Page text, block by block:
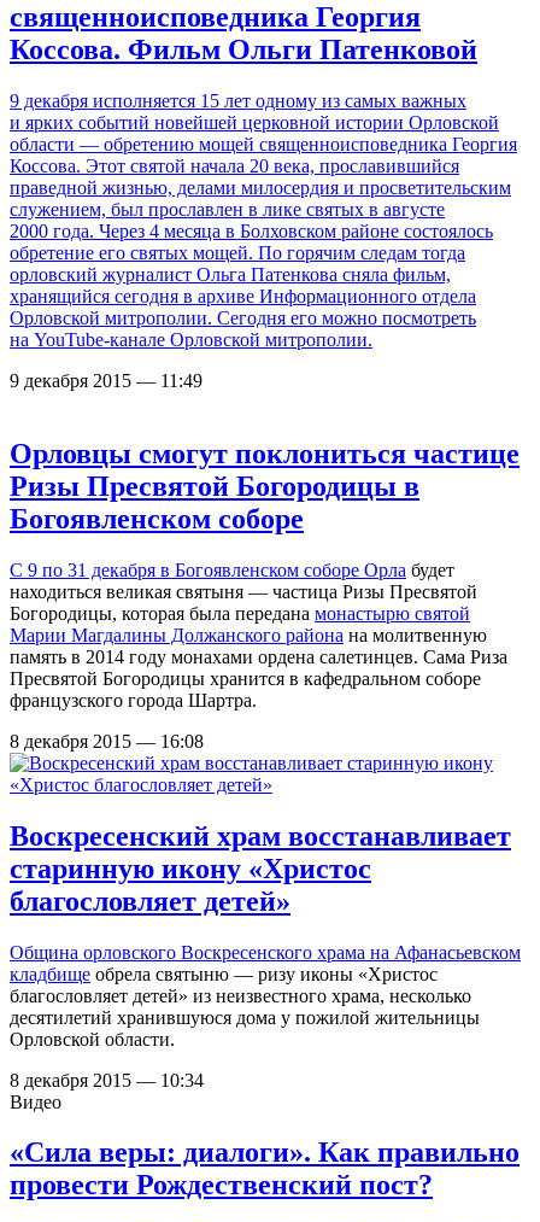
священноисповедника Георгия
Коссова. Фильм Ольги Патенковой
9 декабря исполняется 15 лет одному из самых важных
и ярких событий новейшей церковной истории Орловской
области — обретению мощей священноисповедника Георгия
Коссова. Этот святой начала 20 века, прославившийся
праведной жизнью, делами милосердия и просветительским
служением, был прославлен в лике святых в августе
2000 года. Через 4 месяца в Болховском районе состоялось
обретение его святых мощей. По горячим следам тогда
орловский журналист Ольга Патенкова сняла фильм,
хранящийся сегодня в архиве Информационного отдела
Орловской митрополии. Сегодня его можно посмотреть
на YouTube-канале Орловской митрополии.
9 декабря 2015 — 11:49
Орловцы смогут поклониться частице
Ризы Пресвятой Богородицы в
Богоявленском соборе
С 9 по 31 декабря в Богоявленском соборе Орла будет
находиться великая святыня — частица Ризы Пресвятой
Богородицы, которая была передана монастырю святой
Марии Магдалины Должанского района на молитвенную
память в 2014 году монахами ордена cалетинцев. Сама Риза
Пресвятой Богородицы хранится в кафедральном соборе
французского города Шартра.
8 декабря 2015 — 16:08
Воскресенский храм восстанавливает
старинную икону «Христос
благословляет детей»
Община орловского Воскресенского храма на Афанасьевском
кладбище обрела святыню — ризу иконы «Христос
благословляет детей» из неизвестного храма, несколько
десятилетий хранившуюся дома у пожилой жительницы
Орловской области.
8 декабря 2015 — 10:34
Видео
«Сила веры: диалоги». Как правильно
провести Рождественский пост?